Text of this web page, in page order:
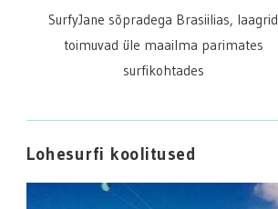
SurfyJane sõpradega Brasiilias, laagrid
toimuvad üle maailma parimates
surfikohtades
Lohesurfi koolitused